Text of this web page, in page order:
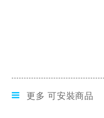
更多 可安裝商品